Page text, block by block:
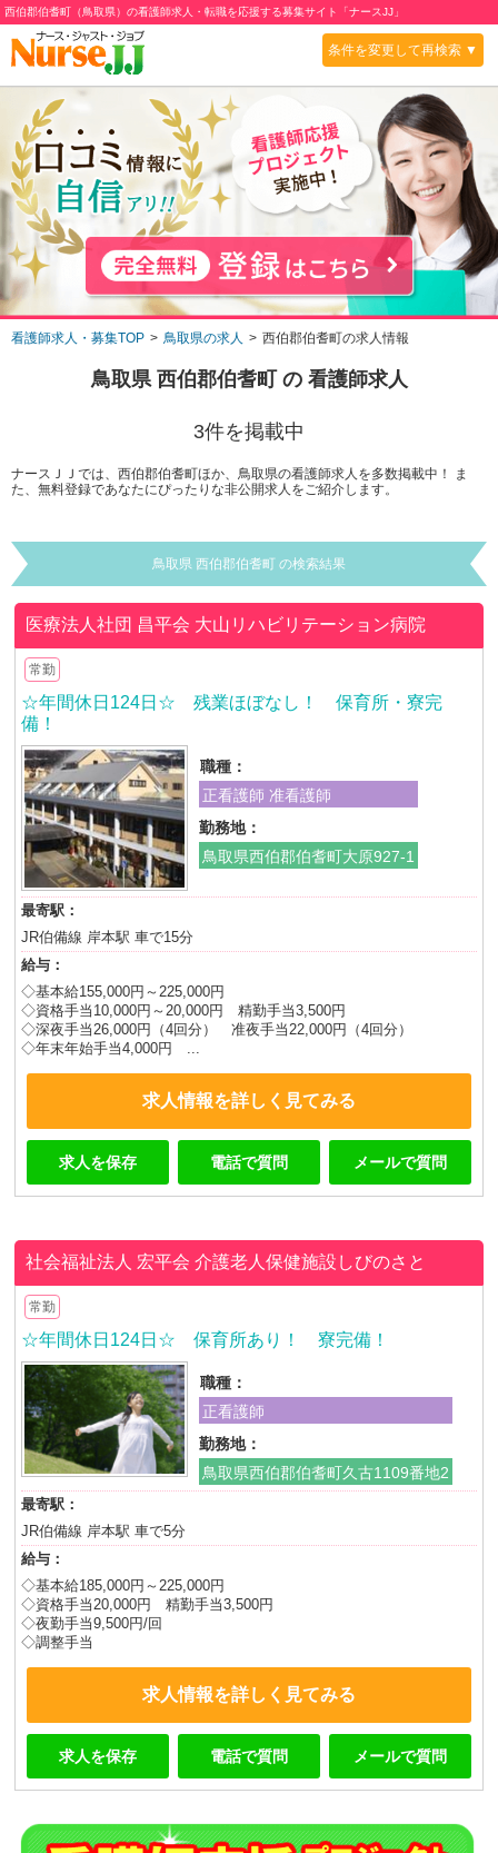
西伯郡伯耆町（鳥取県）の看護師求人・転職を応援する募集サイト「ナースJJ」
条件を変更して再検索 ▼
看護師求人・募集TOP 鳥取県の求人 西伯郡伯耆町の求人情報
鳥取県 西伯郡伯耆町 の 看護師求人
3件を掲載中
ナースＪＪでは、西伯郡伯耆町ほか、鳥取県の看護師求人を多数掲載中！ ま
た、無料登録であなたにぴったりな非公開求人をご紹介します。
鳥取県 西伯郡伯耆町 の検索結果
医療法人社団 昌平会 大山リハビリテーション病院
常勤
☆年間休日124日☆ 残業ほぼなし！ 保育所・寮完
備！
職種：
正看護師 准看護師
勤務地：
鳥取県西伯郡伯耆町大原927-1
最寄駅：
JR伯備線 岸本駅 車で15分
給与：
◇基本給155,000円～225,000円
◇資格手当10,000円～20,000円 精勤手当3,500円
◇深夜手当26,000円（4回分） 准夜手当22,000円（4回分）
◇年末年始手当4,000円 ...
求人情報を詳しく見てみる
求人を保存 電話で質問 メールで質問
社会福祉法人 宏平会介護老人保健施設しびのさと
常勤
☆年間休日124日☆ 保育所あり！ 寮完備！
職種：
正看護師
勤務地：
鳥取県西伯郡伯耆町久古1109番地2
最寄駅：
JR伯備線 岸本駅 車で5分
給与：
◇基本給185,000円～225,000円
◇資格手当20,000円 精勤手当3,500円
◇夜勤手当9,500円/回
◇調整手当
求人情報を詳しく見てみる
求人を保存 電話で質問 メールで質問